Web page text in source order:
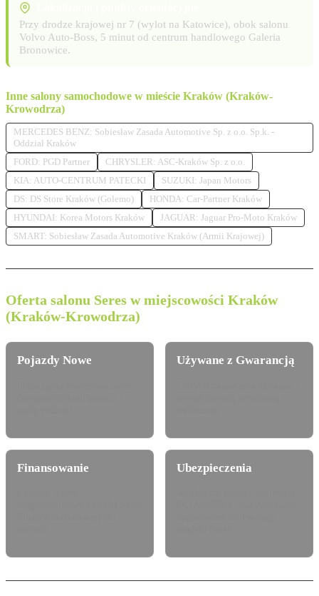
Przy drodze krajowej nr 7 (wylot na Katowice), obok salonu
Volvo Auto-Boss, 5 minut od centrum handlowego Galeria
Bronowice.
Inne salony samochodowe w mieście Kraków (Kraków-
Krowodrza)
MERCEDES BENZ: Sobiesław Zasada Automotive Sp. z o.o. Sp.k. -
Oddział Kraków
FORD: PGD Partner
CHRYSLER: ASC-Kraków Sp. z o.o.
KIA: AUTO-CENTRUM PATECKI
SUZUKI: Japan Motors
DS: DS Store Kraków (Golemo)
HONDA: Car-Partner Kraków
HYUNDAI: Korea Motors Kraków
JAGUAR: Jaguar Pro-Moto Kraków
SMART: Sobiesław Zasada Automotive Kraków (Armii Krajowej)
Oferta salonu Seres w miejscowości Kraków
(Kraków-Krowodrza)
Pojazdy Nowe Używane z Gwarancją
Finansowanie Ubezpieczenia